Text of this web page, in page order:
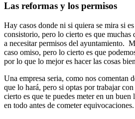
Las reformas y los permisos
Hay casos donde ni si quiera se mira si
consistorio, pero lo cierto es que muchas
a necesitar permisos del ayuntamiento.
caso omiso, pero lo cierto es que
por lo que lo mejor es hacer las cosas
Una empresa seria, como nos comentan
que lo hará, pero si optas por trabajar
cierto es que te puedes meter en un
en todo antes de cometer equivocaciones.